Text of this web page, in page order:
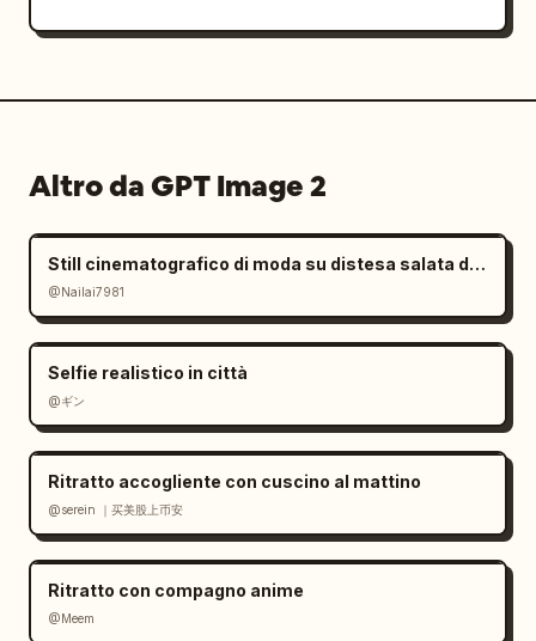
Altro da GPT Image 2
Still cinematografico di moda su distesa salata dall'atmosfera malinconica
@Nailai7981
Selfie realistico in città
@ギン
Ritratto accogliente con cuscino al mattino
@serein ｜买美股上币安
Ritratto con compagno anime
@Meem